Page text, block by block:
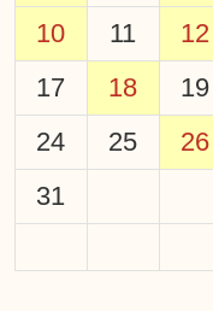
10
11 12
17
18 19
24
25 26
31